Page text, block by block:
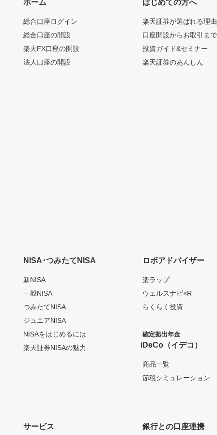
ホーム
総合口座ログイン
総合口座の開設
楽天FX口座の開設
法人口座の開設
はじめての方へ
楽天証券が選ばれる理由
口座開設からお取引ま
投資ガイド&セミナー
楽天証券のあんしん
NISA･つみたてNISA
新NISA
一般NISA
つみたてNISA
ジュニアNISA
NISAをはじめるには
楽天証券NISAの魅力
ロボアドバイザー
楽ラップ
ウェルスナビ×R
らくらく投資
確定拠出年金
iDeCo（イデコ）
商品一覧
節税シミュレーション
サービス 銀行との口座連携